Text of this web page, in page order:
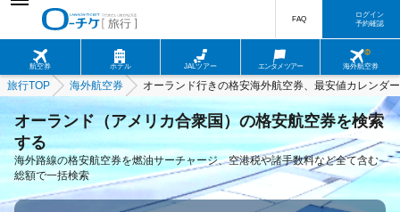
航空券 ホテル JALツアー エンタメツアー 海外航空券
FAQ
ログイン
予約確認
旅行TOP 海外航空券 オーランド行きの格安海外航空券、最安値カレンダー
オーランド（アメリカ合衆国）の格安航空券を検索
する
海外路線の格安航空券を燃油サーチャージ、空港税や諸手数料など全て含む
総額で一括検索